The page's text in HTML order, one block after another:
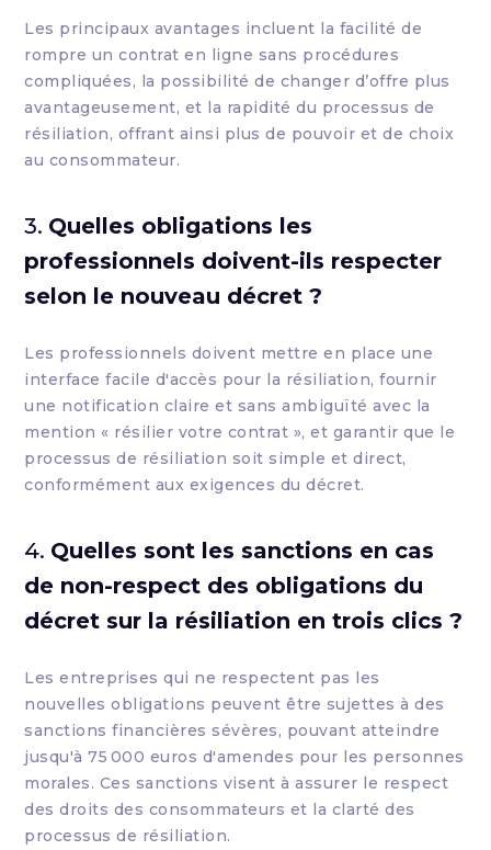
Les principaux avantages incluent la facilité de
rompre un contrat en ligne sans procédures
compliquées, la possibilité de changer d’offre plus
avantageusement, et la rapidité du processus de
résiliation, offrant ainsi plus de pouvoir et de choix
au consommateur.
3. Quelles obligations les
professionnels doivent-ils respecter
selon le nouveau décret ?
Les professionnels doivent mettre en place une
interface facile d'accès pour la résiliation, fournir
une notification claire et sans ambiguïté avec la
mention « résilier votre contrat », et garantir que le
processus de résiliation soit simple et direct,
conformément aux exigences du décret.
4. Quelles sont les sanctions en cas
de non-respect des obligations du
décret sur la résiliation en trois clics ?
Les entreprises qui ne respectent pas les
nouvelles obligations peuvent être sujettes à des
sanctions financières sévères, pouvant atteindre
jusqu'à 75 000 euros d'amendes pour les personnes
morales. Ces sanctions visent à assurer le respect
des droits des consommateurs et la clarté des
processus de résiliation.